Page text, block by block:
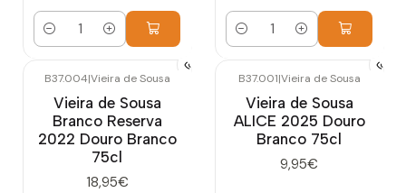
Quantidade Quantidade
B37.004|Vieira de Sousa
Vieira de Sousa
Branco Reserva
2022 Douro Branco
75cl
18,95€
B37.001|Vieira de Sousa
Vieira de Sousa
ALICE 2025 Douro
Branco 75cl
9,95€